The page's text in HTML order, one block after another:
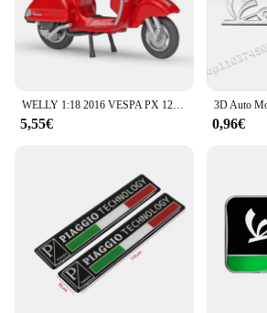
WELLY 1:18 2016 VESPA PX 125 Pressofuso in lega Modello di moto Ruote girevoli flessibili Giocattolo per regali per bambini Collezione di giocattoli NUOVO IN SCATOLA
5,55€ 0,96€